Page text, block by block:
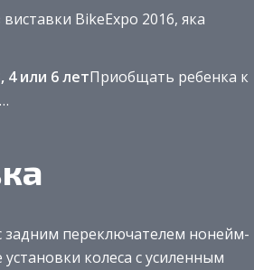
BikeExpo 2016, яка
4 или 6 летПриобщать ребенка к
задним переключателем нонейм-
колеса с усиленным